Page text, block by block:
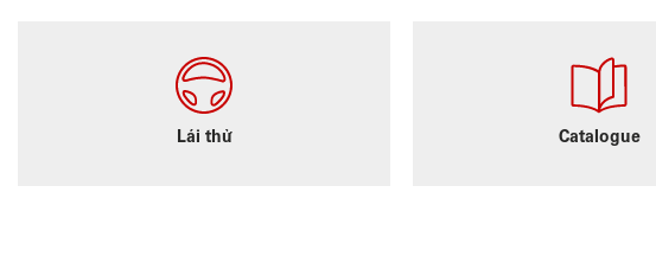
Lái thử Catalogue